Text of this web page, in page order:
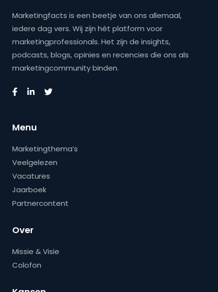
Marketingfacts is een beetje van ons allemaal,
iedere dag vers. Wij zijn hét platform voor
marketingprofessionals. Het zijn de insights,
podcasts, blogs, opinies en recencies die ons als
marketingcommunity binden.
Menu
Marketingthema’s
Veelgelezen
Vacatures
Jaarboek
Partnercontent
Over
Missie & Visie
Colofon